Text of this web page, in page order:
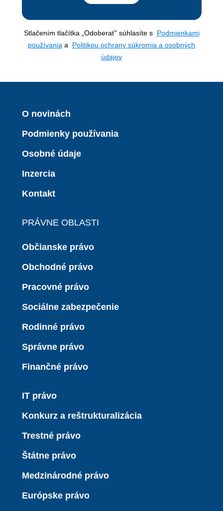
Stlačením tlačítka „Odoberať“ súhlasíte s Podmienkami
používania a Politikou ochrany súkromia a osobných
údajov
O novinách
Podmienky používania
Osobné údaje
Inzercia
Kontakt
PRÁVNE OBLASTI
Občianske právo
Obchodné právo
Pracovné právo
Sociálne zabezpečenie
Rodinné právo
Správne právo
Finančné právo
IT právo
Konkurz a reštrukturalizácia
Trestné právo
Štátne právo
Medzinárodné právo
Európske právo